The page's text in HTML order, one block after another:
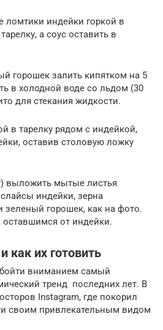
индейки горкой в
а соус оставить в
горошек залить кипятком на 5
в холодной воде со льдом (30
для стекания жидкости.
в тарелку рядом с индейкой,
оставив столовую ложку
выложить мытые листья
индейки, зерна
зеленый горошек, как на фото.
оставшимся от индейки.
как их готовить
вниманием самый
тренд последних лет. В
Instagram, где покорил
своим привлекательным видом